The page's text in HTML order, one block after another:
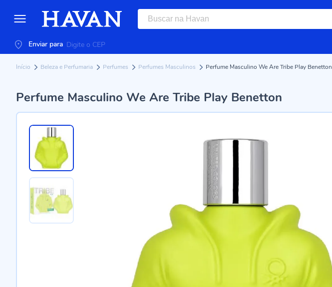
Enviar para
Início Beleza e Perfumaria Perfumes Perfumes Masculinos Perfume Masculino We Are Tribe Play Benetton
Perfume Masculino We Are Tribe Play Benetton